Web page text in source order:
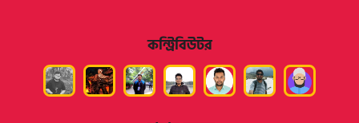
কন্ট্রিবিউটর